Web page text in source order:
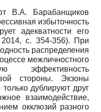
В.А. Барабанщиков
избыточность
адекватности его
с. 354-356). При
распределения
межличностного
эффективность
стороны. Экзоны
дублируют друг
взаимодействие,
окклюзий разного